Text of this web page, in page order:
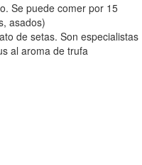
Se puede comer por 15
asados)
de setas. Son especialistas
al aroma de trufa